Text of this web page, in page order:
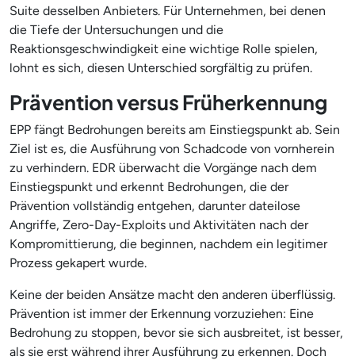
Suite desselben Anbieters. Für Unternehmen, bei denen
die Tiefe der Untersuchungen und die
Reaktionsgeschwindigkeit eine wichtige Rolle spielen,
lohnt es sich, diesen Unterschied sorgfältig zu prüfen.
Prävention versus Früherkennung
EPP fängt Bedrohungen bereits am Einstiegspunkt ab. Sein
Ziel ist es, die Ausführung von Schadcode von vornherein
zu verhindern. EDR überwacht die Vorgänge nach dem
Einstiegspunkt und erkennt Bedrohungen, die der
Prävention vollständig entgehen, darunter dateilose
Angriffe, Zero-Day-Exploits und Aktivitäten nach der
Kompromittierung, die beginnen, nachdem ein legitimer
Prozess gekapert wurde.
Keine der beiden Ansätze macht den anderen überflüssig.
Prävention ist immer der Erkennung vorzuziehen: Eine
Bedrohung zu stoppen, bevor sie sich ausbreitet, ist besser,
als sie erst während ihrer Ausführung zu erkennen. Doch